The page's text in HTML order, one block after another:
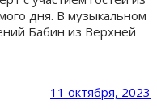
дня. В музыкальном
Бабин из Верхней
11 октября, 2023